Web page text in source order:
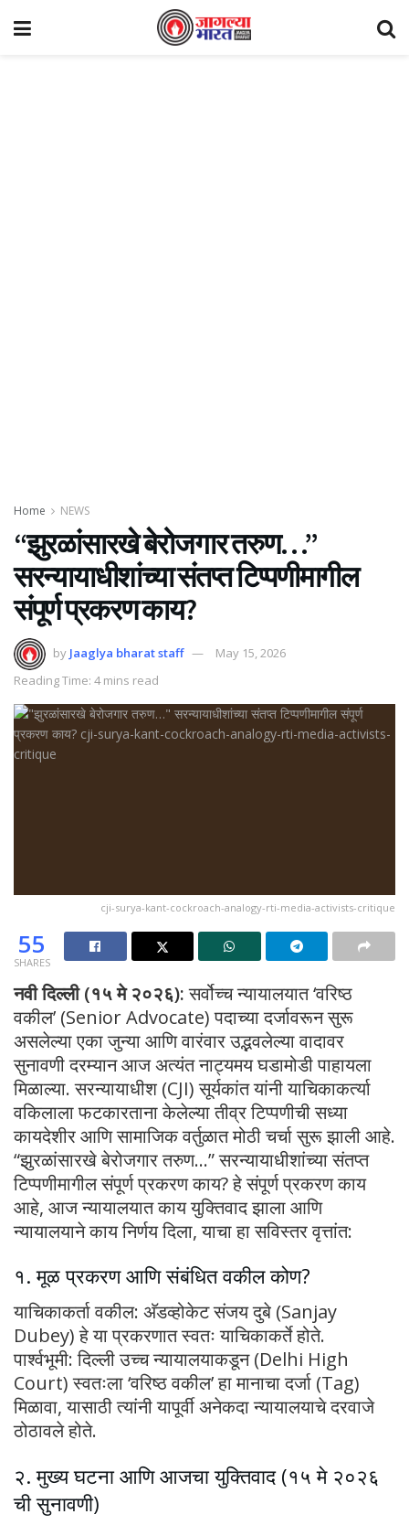
Home NEWS
“झुरळांसारखे बेरोजगार तरुण…”
सरन्यायाधीशांच्या संतप्त टिप्पणीमागील
संपूर्ण प्रकरण काय?
by Jaaglya bharat staff
May 15, 2026
Reading Time: 4 mins read
cji-surya-kant-cockroach-analogy-rti-media-activists-critique
55
SHARES
नवी दिल्ली (१५ मे २०२६):सर्वोच्च न्यायालयात ‘वरिष्ठ
वकील’ (Senior Advocate) पदाच्या दर्जावरून सुरू
असलेल्या एका जुन्या आणि वारंवार उद्भवलेल्या वादावर
सुनावणी दरम्यान आज अत्यंत नाट्यमय घडामोडी पाहायला
मिळाल्या. सरन्यायाधीश (CJI) सूर्यकांत यांनी याचिकाकर्त्या
वकिलाला फटकारताना केलेल्या तीव्र टिप्पणीची सध्या
कायदेशीर आणि सामाजिक वर्तुळात मोठी चर्चा सुरू झाली आहे.
“झुरळांसारखे बेरोजगार तरुण…” सरन्यायाधीशांच्या संतप्त
टिप्पणीमागील संपूर्ण प्रकरण काय? हे संपूर्ण प्रकरण काय
आहे, आज न्यायालयात काय युक्तिवाद झाला आणि
न्यायालयाने काय निर्णय दिला, याचा हा सविस्तर वृत्तांत:
१. मूळ प्रकरण आणि संबंधित वकील कोण?
याचिकाकर्ता वकील: अ‍ॅडव्होकेट संजय दुबे (Sanjay
Dubey) हे या प्रकरणात स्वतः याचिकाकर्ते होते.
पार्श्वभूमी: दिल्ली उच्च न्यायालयाकडून (Delhi High
Court) स्वतःला ‘वरिष्ठ वकील’ हा मानाचा दर्जा (Tag)
मिळावा, यासाठी त्यांनी यापूर्वी अनेकदा न्यायालयाचे दरवाजे
ठोठावले होते.
२. मुख्य घटना आणि आजचा युक्तिवाद (१५ मे २०२६
ची सुनावणी)